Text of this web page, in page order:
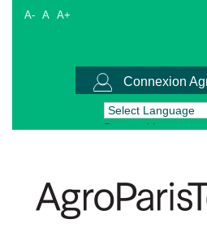
A- A A+
Connexion
Powered by